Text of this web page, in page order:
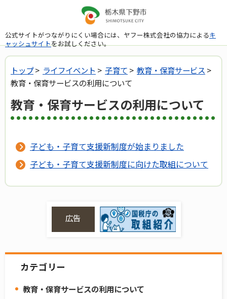
公式サイトがつながりにくい場合には、ヤフー株式会社の協力によるキ
ャッシュサイトをお試しください。
トップ> ライフイベント > 子育て > 教育・保育サービス >
教育・保育サービスの利用について
教育・保育サービスの利用について
子ども・子育て支援新制度が始まりました
子ども・子育て支援新制度に向けた取組について
広告
カテゴリー
教育・保育サービスの利用について